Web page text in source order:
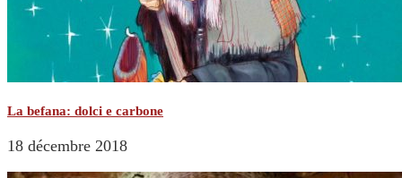
La befana: dolci e carbone
18 décembre 2018